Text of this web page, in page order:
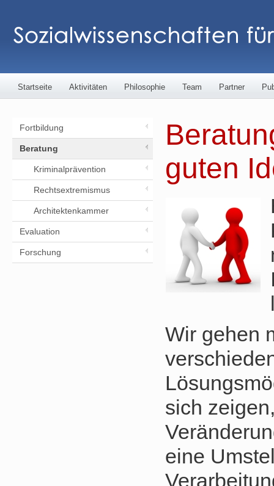
Startseite Aktivitäten Philosophie Team Partner
Fortbildung
Beratung
Kriminalprävention
Rechtsextremismus
Architektenkammer
Evaluation
Forschung
guten
Wir gehen
sich
eine